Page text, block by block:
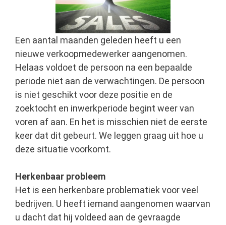
Een aantal maanden geleden heeft u een
nieuwe verkoopmedewerker aangenomen.
Helaas voldoet de persoon na een bepaalde
periode niet aan de verwachtingen. De persoon
is niet geschikt voor deze positie en de
zoektocht en inwerkperiode begint weer van
voren af aan. En het is misschien niet de eerste
keer dat dit gebeurt. We leggen graag uit hoe u
deze situatie voorkomt.
Herkenbaar probleem
Het is een herkenbare problematiek voor veel
bedrijven. U heeft iemand aangenomen waarvan
u dacht dat hij voldeed aan de gevraagde